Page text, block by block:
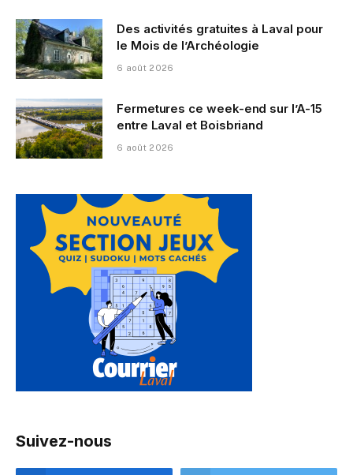
Des activités gratuites à Laval pour
le Mois de l’Archéologie
6 août 2026
Fermetures ce week-end sur l’A-15
entre Laval et Boisbriand
6 août 2026
Suivez-nous